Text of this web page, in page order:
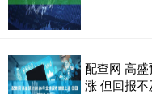
配查网 高
涨 但回报